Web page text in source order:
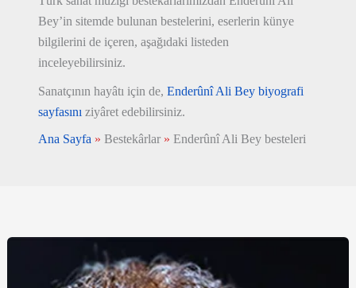
Bey’in sitemde bulunan bestelerini, eserlerin künye
bilgilerini de içeren, aşağıdaki listeden
inceleyebilirsiniz.
Sanatçının hayâtı için de, Enderûnî Ali Bey biyografi
sayfasını ziyâret edebilirsiniz.
Ana Sayfa » Bestekârlar » Enderûnî Ali Bey besteleri